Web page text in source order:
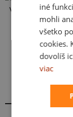
Vlastná potlač
iné
mohli
všetko
cookies.
dovolíš
viac